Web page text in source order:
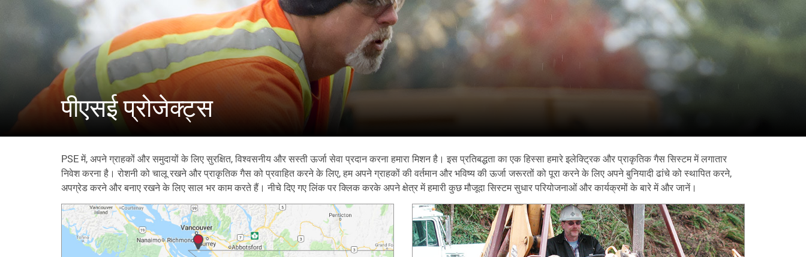
पीएसई प्रोजेक्ट्स
PSE में, अपने ग्राहकों और समुदायों के लिए सुरक्षित, विश्वसनीय और सस्ती ऊर्जा सेवा प्रदान करना हमारा मिशन है। इस प्रतिबद्धता का एक हिस्सा हमारे इलेक्ट्रिक और प्राकृतिक गैस सिस्टम में लगातार
निवेश करना है। रोशनी को चालू रखने और प्राकृतिक गैस को प्रवाहित करने के लिए, हम अपने ग्राहकों की वर्तमान और भविष्य की ऊर्जा जरूरतों को पूरा करने के लिए अपने बुनियादी ढांचे को स्थापित करने,
अपग्रेड करने और बनाए रखने के लिए साल भर काम करते हैं। नीचे दिए गए लिंक पर क्लिक करके अपने क्षेत्र में हमारी कुछ मौजूदा सिस्टम सुधार परियोजनाओं और कार्यक्रमों के बारे में और जानें।